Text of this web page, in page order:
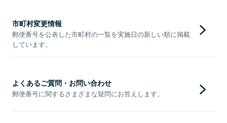
市町村変更情報
郵便番号を公表した市町村の一覧を実施日の新しい順に掲載
しています。
よくあるご質問・お問い合わせ
郵便番号に関するさまざまな疑問にお答えします。